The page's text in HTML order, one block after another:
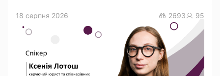
18 серпня 2026 2693 95